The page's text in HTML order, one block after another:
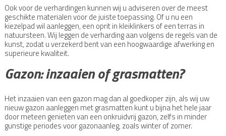
Ook voor de verhardingen kunnen wij u adviseren over de meest
geschikte materialen voor de juiste toepassing. Of u nu een
kiezelpad wil aanleggen, een oprit in kleiklinkers of een terras in
natuursteen. Wij leggen de verharding aan volgens de regels van de
kunst, zodat u verzekerd bent van een hoogwaardige afwerking en
superieure kwaliteit.
Gazon: inzaaien of grasmatten?
Het inzaaien van een gazon mag dan al goedkoper zijn, als wij uw
nieuw gazon aanleggen met grasmatten kunt u bijna het hele jaar
door meteen genieten van een onkruidvrij gazon, zelfs in minder
gunstige periodes voor gazonaanleg, zoals winter of zomer.